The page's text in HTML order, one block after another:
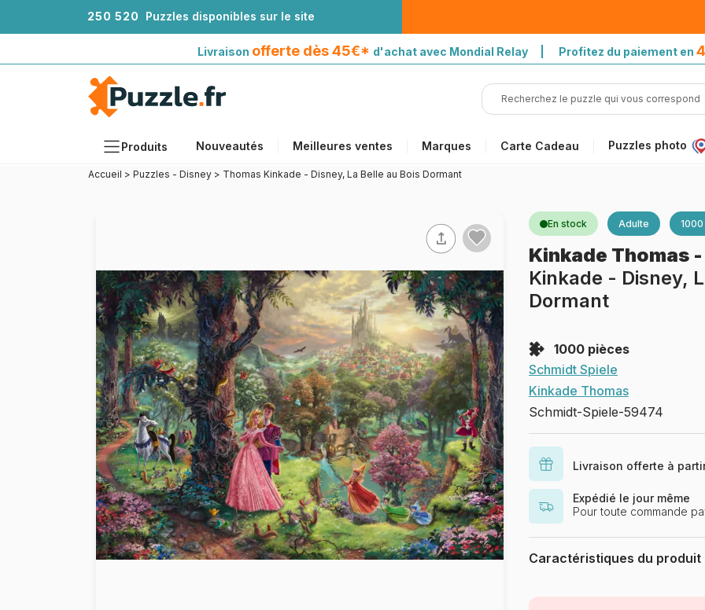
250 520 Puzzles disponibles sur le site
Livraison offerte dès 45€* d'achat avec Mondial Relay | Profitez du paiement en
Produits Nouveautés Meilleures ventes Marques Carte Cadeau Puzzles photo
Âges
Artistes
Accessoires
Puzzles en bois
Peinture au numéro
avec Mondial Relay
Accueil > Puzzles - Disney > Thomas Kinkade - Disney, La Belle au Bois Dormant
En stock Adulte
Kinkade Thomas
Kinkade - Disney,
Dormant
1000 pièces
Schmidt Spiele
Kinkade Thomas
Schmidt-Spiele-59474
Livraison offerte à
Expédié le jour même
Pour toute commande
Caractéristiques du produit